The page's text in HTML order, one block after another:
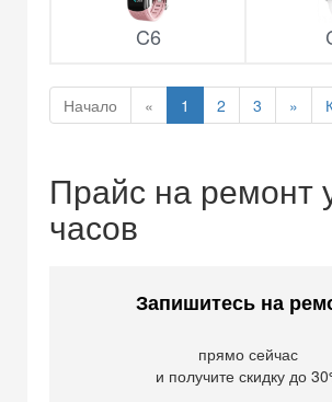
C6
Начало « 1 2 3 »
Прайс на ремонт
часов
Запишитесь на
прямо сейчас
и получите скидку до